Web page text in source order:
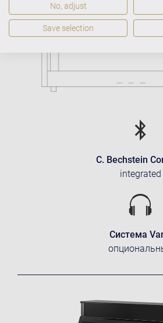
C. Bechstein
integrated
Система
No, adjust
Save selection